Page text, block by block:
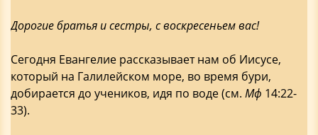
Дорогие братья и сестры, с воскресеньем вас!
Сегодня Евангелие рассказывает нам об Иисусе,
который на Галилейском море, во время бури,
добирается до учеников, идя по воде (см. Мф 14:22-
33).